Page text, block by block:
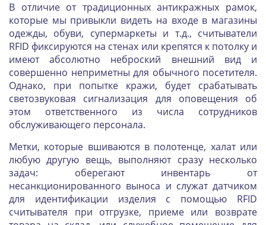
В отличие от традиционных антикражных рамок,
которые мы привыкли видеть на входе в магазины
одежды, обуви, супермаркеты и т.д., считыватели
RFID фиксируются на стенах или крепятся к потолку и
имеют абсолютно неброский внешний вид и
совершенно неприметны для обычного посетителя.
Однако, при попытке кражи, будет срабатывать
светозвуковая сигнализация для оповещения об
этом ответственного из числа сотрудников
обслуживающего персонала.
Метки, которые вшиваются в полотенце, халат или
любую другую вещь, выполняют сразу несколько
задач: оберегают инвентарь от
несанкционированного выноса и служат датчиком
для идентификации изделия с помощью RFID
считывателя при отгрузке, приеме или возврате